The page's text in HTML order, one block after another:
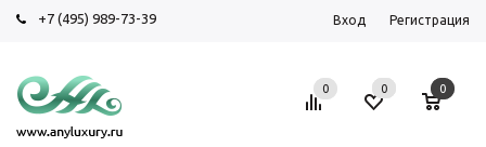
+7 (495) 989-73-39 Вход Регистрация
0 0 0